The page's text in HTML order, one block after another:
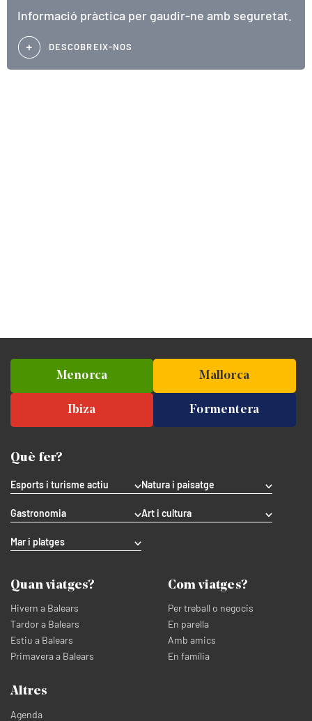
Informació pràctica per gaudir-ne amb seguretat.
DESCOBREIX-NOS
Menorca Mallorca
Ibiza Formentera
Què fer?
Esports i turisme actiu Natura i paisatge
Gastronomia Art i cultura
Mar i platges
Quan viatges?
Hivern a Balears
Tardor a Balears
Estiu a Balears
Primavera a Balears
Com viatges?
Per treball o negocis
En parella
Amb amics
En família
Altres
Agenda